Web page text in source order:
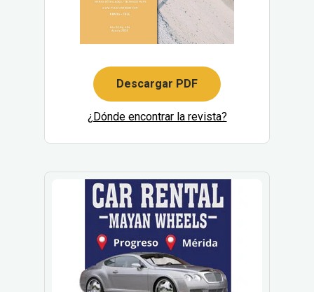
Descargar PDF
¿Dónde encontrar la revista?